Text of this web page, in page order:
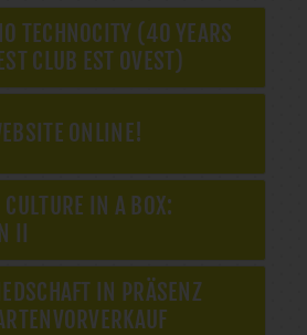
TECHNOCITY (40 YEARS
CLUB EST OVEST)
ONLINE!
IN A BOX:
II
IN PRÄSENZ